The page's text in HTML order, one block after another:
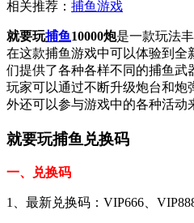
相关推荐： 捕鱼游戏
就要玩捕鱼10000炮是一款玩法
在这款捕鱼游戏中可以体验到全
们提供了各种各样不同的捕鱼武
玩家可以通过不断升级炮台和炮
外还可以参与游戏中的各种活动
就要玩捕鱼兑换码
一、兑换码
1、最新兑换码：VIP666、